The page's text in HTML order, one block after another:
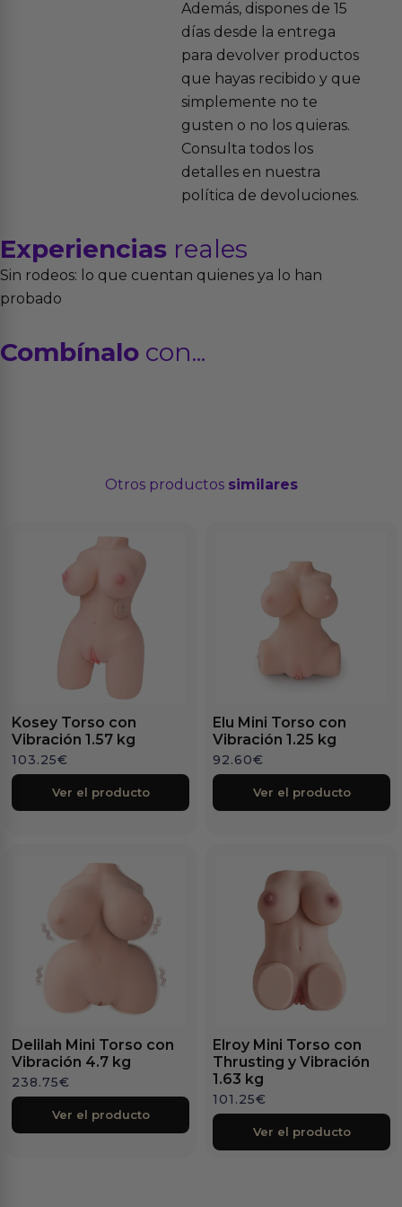
Además, dispones de 15
días desde la entrega
para devolver productos
que hayas recibido y que
simplemente no te
gusten o no los quieras.
Consulta todos los
detalles en nuestra
política de devoluciones.
Experiencias reales
Sin rodeos: lo que cuentan quienes ya lo han
probado
Combínalo con...
Otros productos similares
Kosey Torso con
Vibración 1.57 kg
103.25€
Ver el producto
Elu Mini Torso con
Vibración 1.25 kg
92.60€
Ver el producto
Delilah Mini Torso con
Vibración 4.7 kg
238.75€
Ver el producto
Elroy Mini Torso con
Thrusting y Vibración
1.63 kg
101.25€
Ver el producto